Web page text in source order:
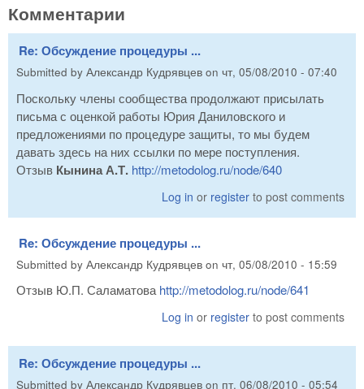
Комментарии
Re: Обсуждение процедуры ...
Submitted by Александр Кудрявцев on чт, 05/08/2010 - 07:40
Поскольку члены сообщества продолжают присылать
письма с оценкой работы Юрия Даниловского и
предложениями по процедуре защиты, то мы будем
давать здесь на них ссылки по мере поступления.
Отзыв Кынина А.Т. http://metodolog.ru/node/640
Log in or register to post comments
Re: Обсуждение процедуры ...
Submitted by Александр Кудрявцев on чт, 05/08/2010 - 15:59
Отзыв Ю.П. Саламатоваhttp://metodolog.ru/node/641
Log in or register to post comments
Re: Обсуждение процедуры ...
Submitted by Александр Кудрявцев on пт, 06/08/2010 - 05:54